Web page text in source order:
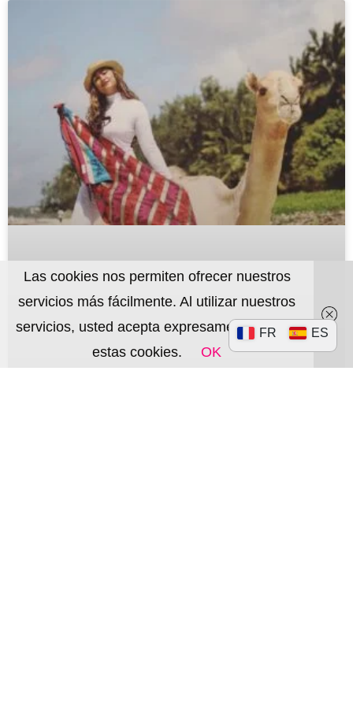
FR ES
Las cookies nos permiten ofrecer nuestros
servicios más fácilmente. Al utilizar nuestros
servicios, usted acepta expresamente utilizar
estas cookies.
OK